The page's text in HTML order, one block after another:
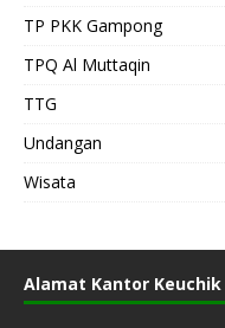
TP PKK Gampong
TPQ Al Muttaqin
TTG
Undangan
Wisata
Alamat Kantor Keuchik